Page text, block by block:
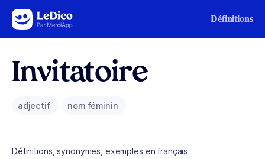
Aller au contenu Définitions
Invitatoire
adjectif nom féminin
Définitions, synonymes, exemples en français